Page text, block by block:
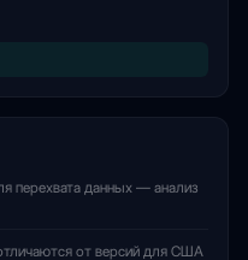
перехвата данных — анализ
от версий для США